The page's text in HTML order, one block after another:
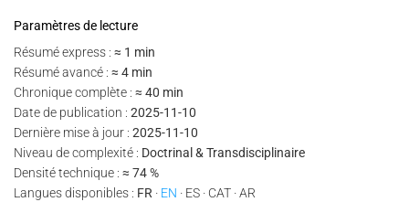
Paramètres de lecture
Résumé express : ≈ 1 min
Résumé avancé : ≈ 4 min
Chronique complète : ≈ 40 min
Date de publication : 2025-11-10
Dernière mise à jour : 2025-11-10
Niveau de complexité : Doctrinal & Transdisciplinaire
Densité technique : ≈ 74 %
Langues disponibles : FR · EN · ES · CAT · AR